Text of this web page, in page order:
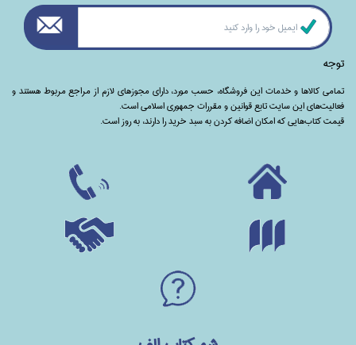
توجه
تمامی‌ کالاها و خدمات این فروشگاه، حسب مورد،‌ دارای مجوزهای لازم از مراجع مربوط هستند ‌و‌‌
فعالیت‌های این سایت تابع قوانین و مقررات جمهوری اسلامی است.
قیمت کتاب‌هایی که امکان اضافه کردن به سبد خرید را دارند،‌ به روز است.